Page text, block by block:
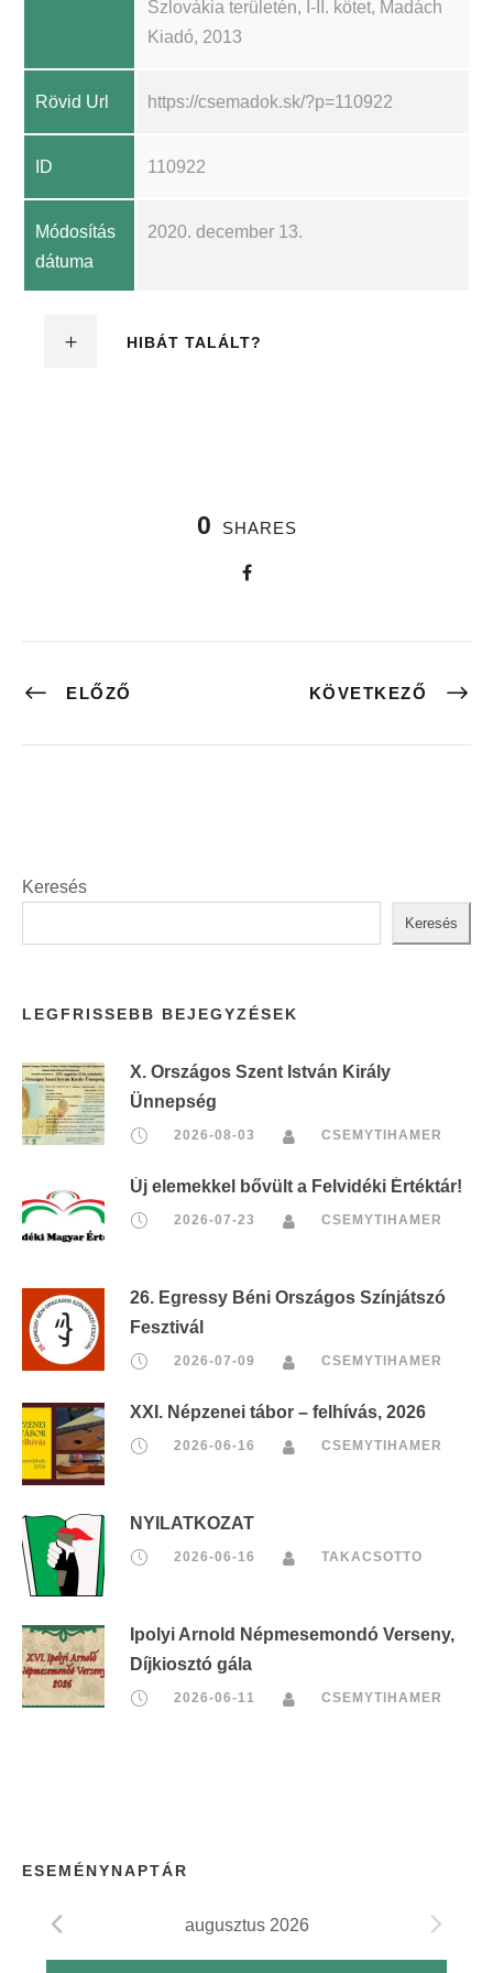
Szlovákia területén, I-II. kötet, Madách
Kiadó, 2013
Rövid Url https://csemadok.sk/?p=110922
ID 110922
Módosítás
dátuma
2020. december 13.
HIBÁT TALÁLT?
0 SHARES
ELŐZŐ KÖVETKEZŐ
Keresés
Keresés
LEGFRISSEBB BEJEGYZÉSEK
X. Országos Szent István Király
Ünnepség
2026-08-03 CSEMYTIHAMER
Új elemekkel bővült a Felvidéki Értéktár!
2026-07-23 CSEMYTIHAMER
26. Egressy Béni Országos Színjátszó
Fesztivál
2026-07-09 CSEMYTIHAMER
XXI. Népzenei tábor – felhívás, 2026
2026-06-16 CSEMYTIHAMER
NYILATKOZAT
2026-06-16 TAKACSOTTO
Ipolyi Arnold Népmesemondó Verseny,
Díjkiosztó gála
2026-06-11 CSEMYTIHAMER
ESEMÉNYNAPTÁR
augusztus 2026